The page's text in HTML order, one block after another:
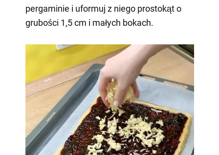
pergaminie i uformuj z niego prostokąt o
grubości 1,5 cm i małych bokach.